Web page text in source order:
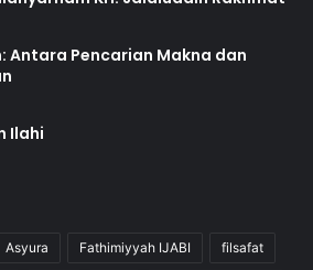
Antara Pencarian Makna dan
Ilahi
Asyura Fathimiyyah IJABI filsafat